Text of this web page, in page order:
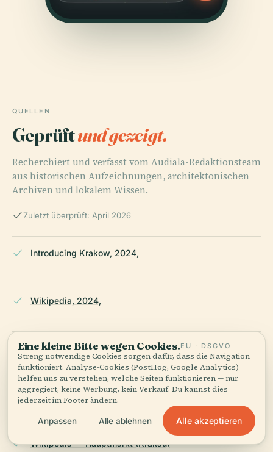
QUELLEN
Geprüftund gezeigt.
Recherchiert und verfasst vom Audiala-Redaktionsteam
aus historischen Aufzeichnungen, architektonischen
Archiven und lokalem Wissen.
Zuletzt überprüft: April 2026
Introducing Krakow, 2024,
Wikipedia, 2024,
Travel Krakow, 2024,
Krakow Mon Amour, 2024,
Wikipedia — Hauptmarkt (Krakau)
Eine kleine Bitte wegen Cookies.EU · DSGVO
Streng notwendige Cookies sorgen dafür, dass die Navigation
funktioniert. Analyse-Cookies (PostHog, Google Analytics)
helfen uns zu verstehen, welche Seiten funktionieren — nur
aggregiert, keine Werbung, kein Verkauf. Du kannst dies
jederzeit im Footer ändern.
Anpassen Alle ablehnen Alle akzeptieren